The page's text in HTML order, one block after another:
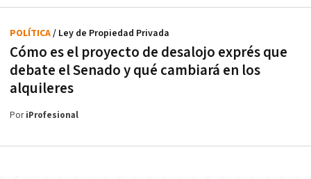
Cómo es el proyecto de desalojo exprés que
debate el Senado y qué cambiará en los
alquileres
POLÍTICA/ Ley de Propiedad Privada
PoriProfesional